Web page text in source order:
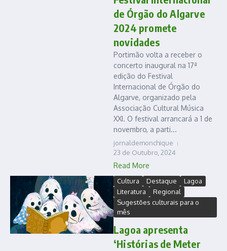
de Órgão do Algarve
2024 promete
novidades
Portimão volta a receber o
concerto inaugural na 17ª
edição do Festival
Internacional de Órgão do
Algarve, organizado pela
Associação Cultural Música
XXI. O festival arrancará a 1 de
novembro, a parti...
jornaldemonchique
23 de Outubro, 2024
Read More
Cultura Destaque
Lagoa
Literatura
Regional
Sugestões culturais para o
mês
Lagoa apresenta
‘Histórias de Meter